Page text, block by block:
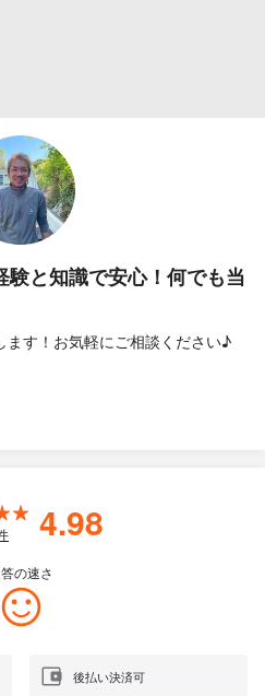
験と知識で安心！何でも当
す！お気軽にご相談ください♪
4.98
の速さ
後払い決済可